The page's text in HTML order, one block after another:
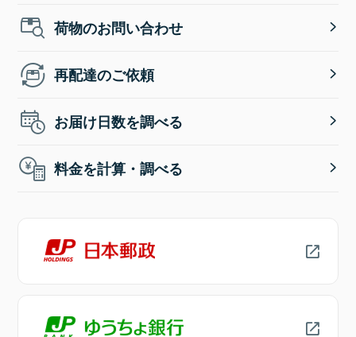
荷物のお問い合わせ
再配達のご依頼
お届け日数を調べる
料金を計算・調べる